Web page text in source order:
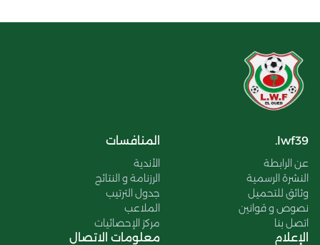
lwf39.
عن الرابطة
النشرة الرسمية
وثائق للتحميل
نصوص و قوانين
اتصل بنا
المنافسات
الأندية
الرزنامة و النتائج
جدول الترتيب
الملاعب
مركز الإحصائيات
الإعلام معلومات الاتصال